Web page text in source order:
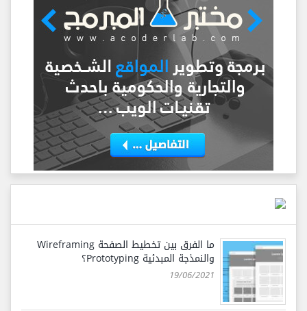
ما الفرق بين تخطيط الصفحة Wireframing
والنمذجة المبدئية Prototyping؟
19/06/2021